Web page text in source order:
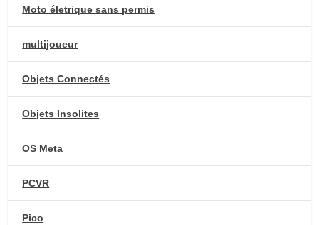
Moto életrique sans permis
multijoueur
Objets Connectés
Objets Insolites
OS Meta
PCVR
Pico